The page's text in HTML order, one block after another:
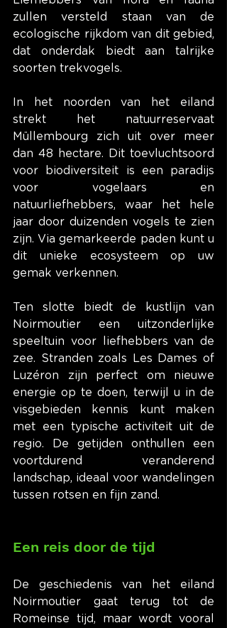
zullen versteld staan van de
ecologische rijkdom van dit gebied,
dat onderdak biedt aan talrijke
soorten trekvogels.
In het noorden van het eiland
strekt het natuurreservaat
Müllembourg zich uit over meer
dan 48 hectare. Dit toevluchtsoord
voor biodiversiteit is een paradijs
voor vogelaars en
natuurliefhebbers, waar het hele
jaar door duizenden vogels te zien
zijn. Via gemarkeerde paden kunt u
dit unieke ecosysteem op uw
gemak verkennen.
Ten slotte biedt de kustlijn van
Noirmoutier een uitzonderlijke
speeltuin voor liefhebbers van de
zee. Stranden zoals Les Dames of
Luzéron zijn perfect om nieuwe
energie op te doen, terwijl u in de
visgebieden kennis kunt maken
met een typische activiteit uit de
regio. De getijden onthullen een
voortdurend veranderend
landschap, ideaal voor wandelingen
tussen rotsen en fijn zand.
Een reis door de tijd
De geschiedenis van het eiland
Noirmoutier gaat terug tot de
Romeinse tijd, maar wordt vooral